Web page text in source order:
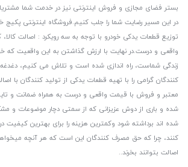
بستر فضای مجازی و فروش اینترنتی نیز در خدمت شما
در این مسیر رضایت شما را جلب کنیم.فروشگاه اینترنتی
توزیع قطعات یدکی خودرو با توجه به سه رویکرد : اصالت
واقعی و درست.در نهایت با ارزش گذاشتن به این واقعیت که
زندگی شماست، راه اندازی شده است و تلاش می کنیم،
کنندگان گرامی را با تهیه قطعات یدکی از تولید کنندگان با
معتبر و فروش با قیمت واقعی و درست به همراه ضمانت و
شده و باری از دوش عزیزانی که از سمتی دچار موضوعات و
شده اند برداشته شود و‌کمترین هزینه را برای بهترین کیفیت
کنند، چرا که حق مصرف کنندگان این است که هر آنچه
اصالت بتوانند بخرند..